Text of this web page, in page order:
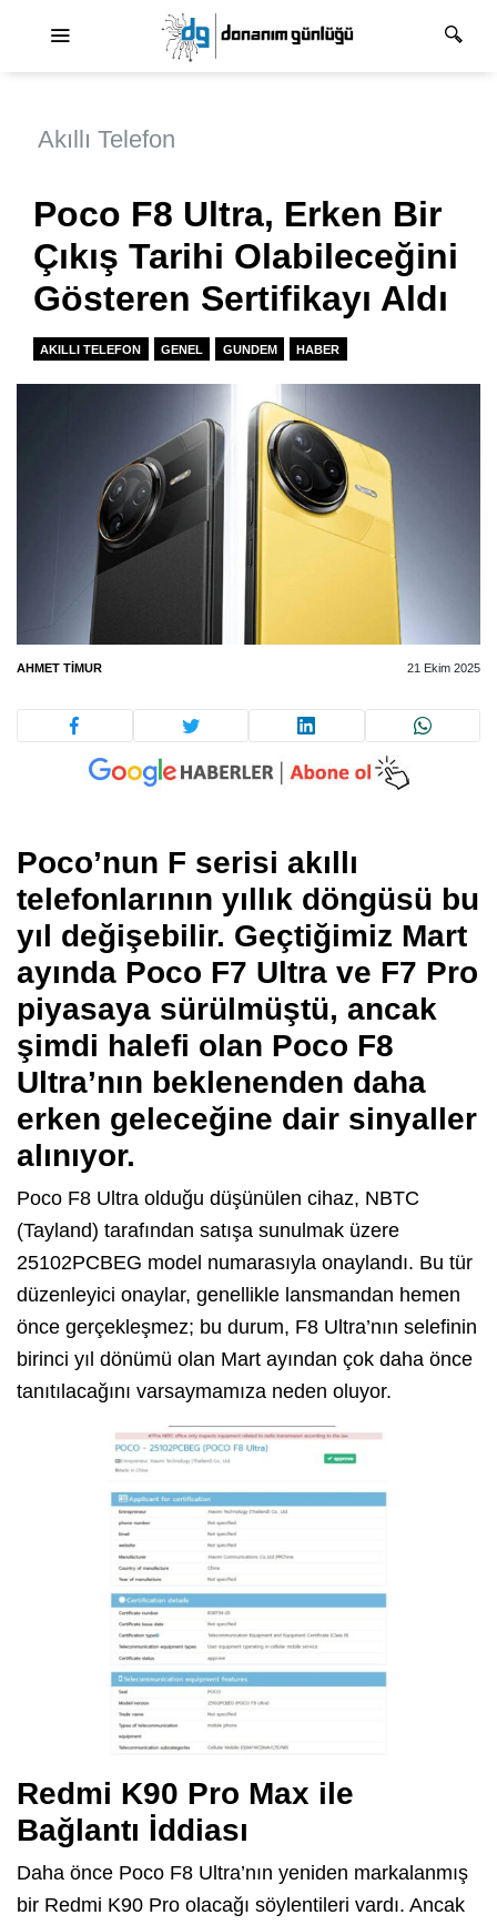
Akıllı Telefon
Poco F8 Ultra, Erken Bir
Çıkış Tarihi Olabileceğini
Gösteren Sertifikayı Aldı
AKILLI TELEFON GENEL GUNDEM HABER
AHMET TIMUR 21 Ekim 2025
Poco’nun F serisi akıllı
telefonlarının yıllık döngüsü bu
yıl değişebilir. Geçtiğimiz Mart
ayında Poco F7 Ultra ve F7 Pro
piyasaya sürülmüştü, ancak
şimdi halefi olan Poco F8
Ultra’nın beklenenden daha
erken geleceğine dair sinyaller
alınıyor.
Poco F8 Ultra olduğu düşünülen cihaz, NBTC
(Tayland) tarafından satışa sunulmak üzere
25102PCBEG model numarasıyla onaylandı. Bu tür
düzenleyici onaylar, genellikle lansmandan hemen
önce gerçekleşmez; bu durum, F8 Ultra’nın selefinin
birinci yıl dönümü olan Mart ayından çok daha önce
tanıtılacağını varsaymamıza neden oluyor.
Redmi K90 Pro Max ile
Bağlantı İddiası
Daha önce Poco F8 Ultra’nın yeniden markalanmış
bir Redmi K90 Pro olacağı söylentileri vardı. Ancak